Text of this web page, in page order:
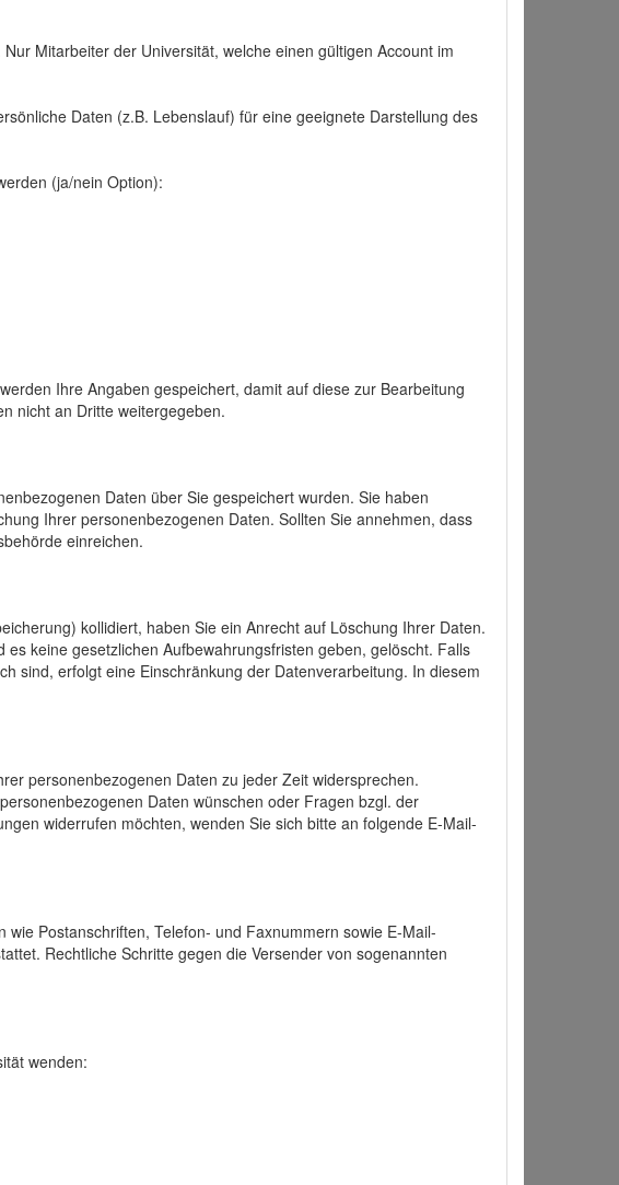
Mitarbeiter der Universität, welche einen gültigen Account im
Daten (z.B. Lebenslauf) für eine geeignete Darstellung des
(ja/nein Option):
Ihre Angaben gespeichert, damit auf diese zur Bearbeitung
nicht an Dritte weitergegeben.
Daten über Sie gespeichert wurden. Sie haben
Ihrer personenbezogenen Daten. Sollten Sie annehmen, dass
einreichen.
kollidiert, haben Sie ein Anrecht auf Löschung Ihrer Daten.
keine gesetzlichen Aufbewahrungsfristen geben, gelöscht. Falls
sind, erfolgt eine Einschränkung der Datenverarbeitung. In diesem
personenbezogenen Daten zu jeder Zeit widersprechen.
Daten wünschen oder Fragen bzgl. der
widerrufen möchten, wenden Sie sich bitte an folgende E-Mail-
Postanschriften, Telefon- und Faxnummern sowie E-Mail-
Rechtliche Schritte gegen die Versender von sogenannten
wenden: